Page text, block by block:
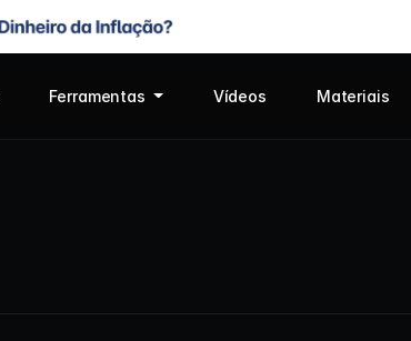
Ferramentas Vídeos Materiais